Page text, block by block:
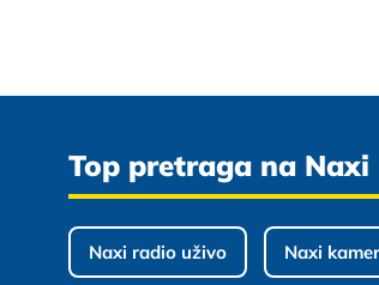
Top pretraga na
Naxi radio uživo Naxi